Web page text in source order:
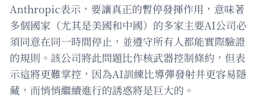
Anthropic表示，要讓真正的暫停發揮作用，意味著
多個國家（尤其是美國和中國）的多家主要AI公司必
須同意在同一時間停止，並遵守所有人都能實際驗證
的規則。該公司將此問題比作核武器控制條約，但表
示這將更難掌控，因為AI訓練比導彈發射井更容易隱
藏，而悄悄繼續進行的誘惑將是巨大的。